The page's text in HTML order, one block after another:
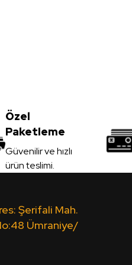
TL
Ver
Yt-42C
Özel
Paketleme
Güvenilir ve hızlı
ürün teslimi.
Şerifali Mah.
Ümraniye/